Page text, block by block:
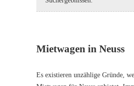
Mietwagen in Neuss
Es existieren unzählige Gründe,